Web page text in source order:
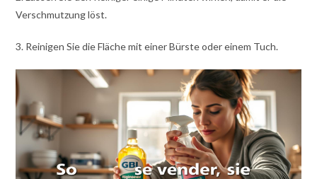
Verschmutzung löst.
3. Reinigen Sie die Fläche mit einer Bürste oder einem Tuch.